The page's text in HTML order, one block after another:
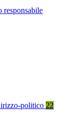
politico 22